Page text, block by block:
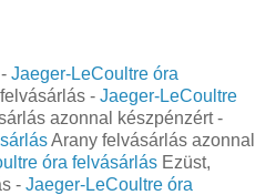
Jaeger-LeCoultre óra
- Jaeger-LeCoultre
azonnal készpénzért -
Arany felvásárlás azonnal
óra felvásárlás Ezüst,
- Jaeger-LeCoultre óra